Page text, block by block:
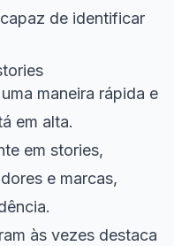
de identificar
maneira rápida e
em alta.
em stories,
e marcas,
às vezes destaca